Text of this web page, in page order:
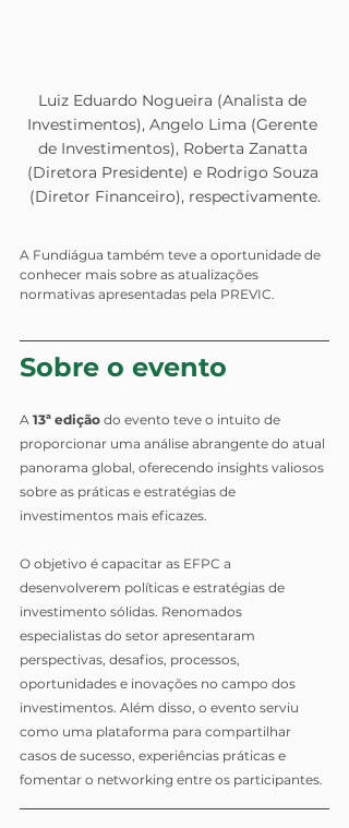
Luiz Eduardo Nogueira (Analista de
Investimentos), Angelo Lima (Gerente
de Investimentos), Roberta Zanatta
(Diretora Presidente) e Rodrigo Souza
(Diretor Financeiro), respectivamente.
A Fundiágua também teve a oportunidade de
conhecer mais sobre as atualizações
normativas apresentadas pela PREVIC.
Sobre o evento
A 13ª edição do evento teve o intuito de
proporcionar uma análise abrangente do atual
panorama global, oferecendo insights valiosos
sobre as práticas e estratégias de
investimentos mais eficazes.
O objetivo é capacitar as EFPC a
desenvolverem políticas e estratégias de
investimento sólidas. Renomados
especialistas do setor apresentaram
perspectivas, desafios, processos,
oportunidades e inovações no campo dos
investimentos. Além disso, o evento serviu
como uma plataforma para compartilhar
casos de sucesso, experiências práticas e
fomentar o networking entre os participantes.